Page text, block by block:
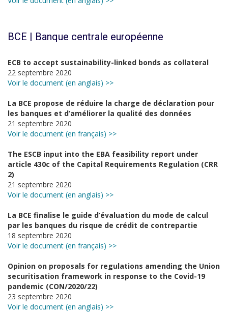
BCE | Banque centrale européenne
ECB to accept sustainability-linked bonds as collateral
22 septembre 2020
Voir le document (en anglais) >>
La BCE propose de réduire la charge de déclaration pour
les banques et d’améliorer la qualité des données
21 septembre 2020
Voir le document (en français) >>
The ESCB input into the EBA feasibility report under
article 430c of the Capital Requirements Regulation (CRR
2)
21 septembre 2020
Voir le document (en anglais) >>
La BCE finalise le guide d’évaluation du mode de calcul
par les banques du risque de crédit de contrepartie
18 septembre 2020
Voir le document (en français) >>
Opinion on proposals for regulations amending the Union
securitisation framework in response to the Covid-19
pandemic (CON/2020/22)
23 septembre 2020
Voir le document (en anglais) >>